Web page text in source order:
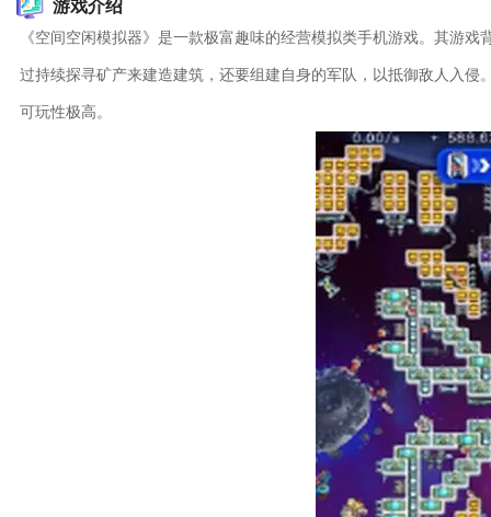
游戏介绍
《空间空闲模拟器》是一款极富趣味的经营模拟类手机游戏。其游
过持续探寻矿产来建造建筑，还要组建自身的军队，以抵御敌人入
可玩性极高。